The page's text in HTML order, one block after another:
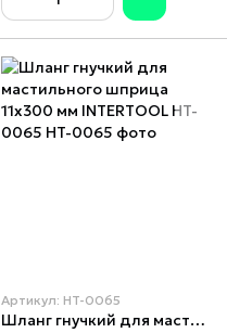
Артикул: HT-0065
Шланг гнучкий для мастильного шприца 11x300 мм INTERTOOL HT-0065